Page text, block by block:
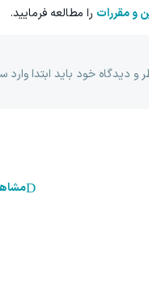
و مقررات را مطالعه فرمایید.
و دیدگاه خود باید ابتدا